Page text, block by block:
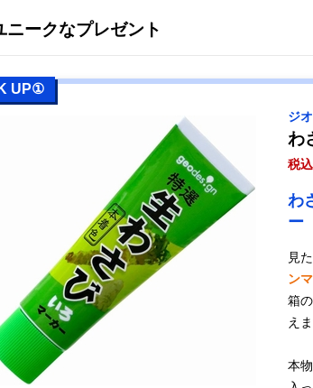
ニークなプレゼント
UP①
ジ
わ
税
わ
ー
見
ン
箱
えま
本